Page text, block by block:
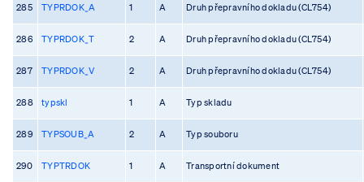
285 TYPRDOK_A 1 A Druh přepravního dokladu (CL754)
286 TYPRDOK_T 2 A Druh přepravního dokladu (CL754)
287 TYPRDOK_V 2 A Druh přepravního dokladu (CL754)
288 typskl 1 A Typ skladu
289 TYPSOUB_A 2 A Typ souboru
290 TYPTRDOK 1 A Transportní dokument